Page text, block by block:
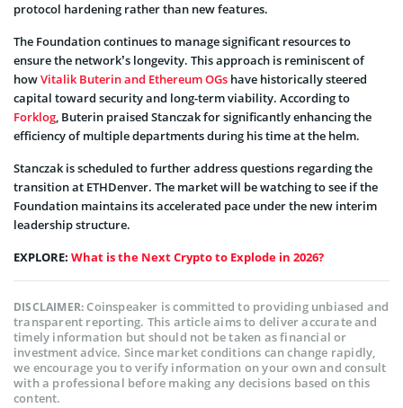
protocol hardening rather than new features.
The Foundation continues to manage significant resources to
ensure the network’s longevity. This approach is reminiscent of
howVitalik Buterin and Ethereum OGs have historically steered
capital toward security and long-term viability. According to
Forklog, Buterin praised Stanczak for significantly enhancing the
efficiency of multiple departments during his time at the helm.
Stanczak is scheduled to further address questions regarding the
transition at ETHDenver. The market will be watching to see if the
Foundation maintains its accelerated pace under the new interim
leadership structure.
EXPLORE: What is the Next Crypto to Explode in 2026?
DISCLAIMER:Coinspeaker is committed to providing unbiased and
transparent reporting. This article aims to deliver accurate and
timely information but should not be taken as financial or
investment advice. Since market conditions can change rapidly,
we encourage you to verify information on your own and consult
with a professional before making any decisions based on this
content.